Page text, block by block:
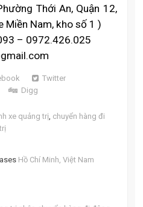
Thới An, Quận 12,
Miền Nam, kho số 1 )
– 0972.426.025
Twitter
Digg
xe quảng trị chuyển hàng đi
Hồ Chí Minh, Việt Nam